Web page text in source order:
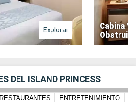
Explorar
Cabina
DEL ISLAND PRINCESS
RESTAURANTES ENTRETENIMIENTO